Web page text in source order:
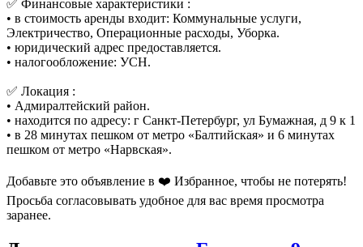
✅ Финансовые характеристики :
• в стоимость аренды входит: Коммунальные услуги,
Электричество, Операционные расходы, Уборка.
• юридический адрес предоставляется.
• налогообложение: УСН.
✅ Локация :
• Адмиралтейский район.
• находится по адресу: г Санкт-Петербург, ул Бумажная, д 9 к 1
• в 28 минутах пешком от метро «Балтийская» и 6 минутах
пешком от метро «Нарвская».
Добавьте это объявление в ❤️ Избранное, чтобы не потерять!
Просьба согласовывать удобное для вас время просмотра
заранее.